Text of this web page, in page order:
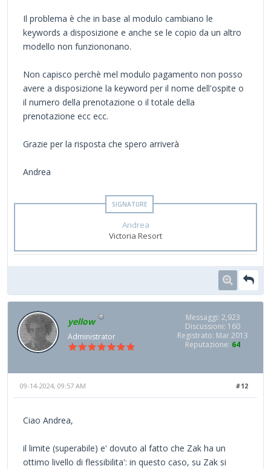
Il problema è che in base al modulo cambiano le
keywords a disposizione e anche se le copio da un altro
modello non funziononano.
Non capisco perchè mel modulo pagamento non posso
avere a disposizione la keyword per il nome dell'ospite o
il numero della prenotazione o il totale della
prenotazione ecc ecc.
Grazie per la risposta che spero arriverà
Andrea
Andrea
Victoria Resort
yellow
Administrator
Messaggi: 2,923
Discussioni: 160
Registrato: Mar 2013
Reputazione: 64
#12
09-14-2024, 09:57 AM
Ciao Andrea,
il limite (superabile) e' dovuto al fatto che Zak ha un
ottimo livello di flessibilita': in questo caso, su Zak si